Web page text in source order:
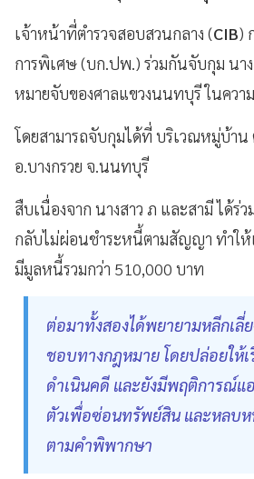
เจ้าหน้าที่ตำรวจสอบสวนกลาง (CIB)
การพิเศษ (บก.ปพ.) ร่วมกันจับกุม นา
หมายจับของศาลแขวงนนทบุรี ในควา
โดยสามารถจับกุมได้ที่ บริเวณหมู่บ้าน
อ.บางกรวย จ.นนทบุรี
สืบเนื่องจาก นางสาว ภ และสามี ได้ร่
กลับไม่ผ่อนชำระหนี้ตามสัญญา ทำให้
มีมูลหนี้รวมกว่า 510,000 บาท
ต่อมาทั้งสองได้พยายามหลีกเลี่
ชอบทางกฎหมาย โดยปล่อยให้
ดำเนินคดี และยังมีพฤติการณ์
ตัวเพื่อซ่อนทรัพย์สิน และหลบ
ตามคำพิพากษา